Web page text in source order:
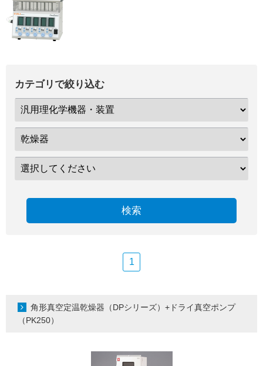
カテゴリで絞り込む
検索
1
角形真空定温乾燥器（DPシリーズ）+ドライ真空ポンプ
（PK250）